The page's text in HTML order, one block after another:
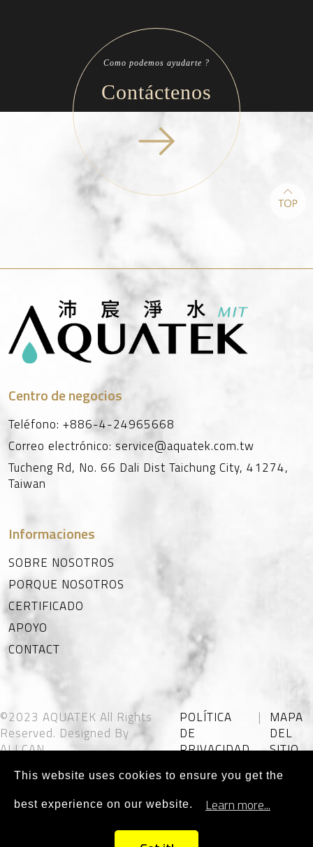
Como podemos ayudarte ?
Contáctenos
Centro de negocios
Teléfono: +886-4-24965668
Correo electrónico: service@aquatek.com.tw
Tucheng Rd, No. 66 Dali Dist Taichung City, 41274,
Taiwan
Informaciones
SOBRE NOSOTROS
PORQUE NOSOTROS
CERTIFICADO
APOYO
CONTACT
©2023 AQUATEK All Rights
Reserved. Designed By
ALLCAN
POLÍTICA
DE
PRIVACIDAD
| MAPA
DEL
SITIO
This website uses cookies to ensure you get the
best experience on our website. Learn more...